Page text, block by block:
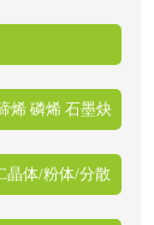
烯 磷烯 石墨炔
晶体/粉体/分散